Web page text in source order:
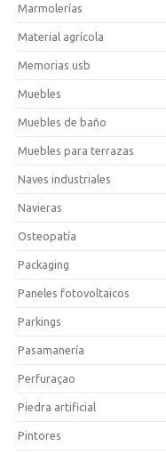
Marmolerías
Material agrícola
Memorias usb
Muebles
Muebles de baño
Muebles para terrazas
Naves industriales
Navieras
Osteopatía
Packaging
Paneles fotovoltaicos
Parkings
Pasamanería
Perfuraçao
Piedra artificial
Pintores